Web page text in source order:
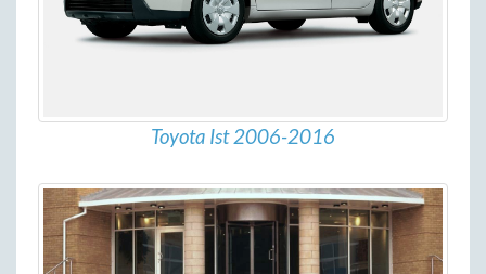
Toyota Ist 2006-2016